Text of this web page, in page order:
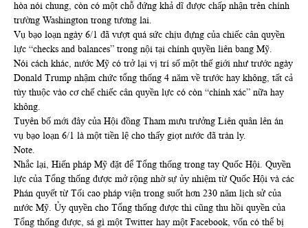
hòa nói chung, còn có một chỗ đứng khả dĩ được chấp nhận trên chính
trường Washington trong tương lai.
Vụ bạo loạn ngày 6/1 đã vượt quá sức chịu đựng của chiếc cân quyền
lực “checks and balances” trong nội tại chính quyền liên bang Mỹ.
Nói cách khác, nước Mỹ có trở lại vị trí số một thế giới như trước ngày
Donald Trump nhậm chức tổng thống 4 năm về trước hay không, tất cả
tùy thuộc vào cơ chế chiếc cân quyền lực có còn “chính xác” nữa hay
không.
Tuyên bố mới đây của Hội đồng Tham mưu trưởng Liên quân lên án
vụ bạo loạn 6/1 là một tiền lệ cho thấy giọt nước đã tràn ly.
Note.
Nhắc lại, Hiến pháp Mỹ đặt để Tổng thống trong tay Quốc Hội. Quyền
lực của Tổng thống được mở rộng nhờ sự ủy nhiệm từ Quốc Hội và các
Phán quyết từ Tối cao pháp viện trong suốt hơn 230 năm lịch sử của
nước Mỹ. Ủy quyền cho Tổng thống được thì cũng thu hồi quyền của
Tổng thống được, sá gì một Twitter hay một Facebook, vốn có thể bị